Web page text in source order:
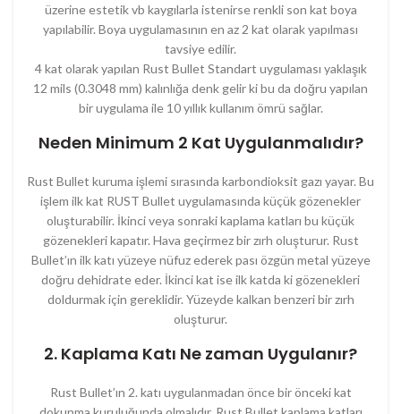
üzerine estetik vb kaygılarla istenirse renkli son kat boya
yapılabilir. Boya uygulamasının en az 2 kat olarak yapılması
tavsiye edilir.
4 kat olarak yapılan Rust Bullet Standart uygulaması yaklaşık
12 mils (0.3048 mm) kalınlığa denk gelir ki bu da doğru yapılan
bir uygulama ile 10 yıllık kullanım ömrü sağlar.
Neden Minimum 2 Kat Uygulanmalıdır?
Rust Bullet kuruma işlemi sırasında karbondioksit gazı yayar. Bu
işlem ilk kat RUST Bullet uygulamasında küçük gözenekler
oluşturabilir. İkinci veya sonraki kaplama katları bu küçük
gözenekleri kapatır. Hava geçirmez bir zırh oluşturur. Rust
Bullet’ın ilk katı yüzeye nüfuz ederek pası özgün metal yüzeye
doğru dehidrate eder. İkinci kat ise ilk katda ki gözenekleri
doldurmak için gereklidir. Yüzeyde kalkan benzeri bir zırh
oluşturur.
2. Kaplama Katı Ne zaman Uygulanır?
Rust Bullet’ın 2. katı uygulanmadan önce bir önceki kat